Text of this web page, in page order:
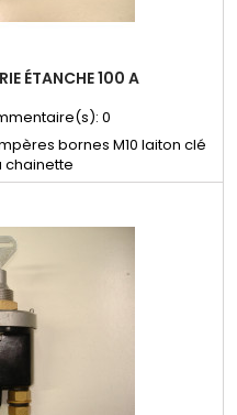
ÉTANCHE 100 A
0
bornes M10 laiton clé
chainette